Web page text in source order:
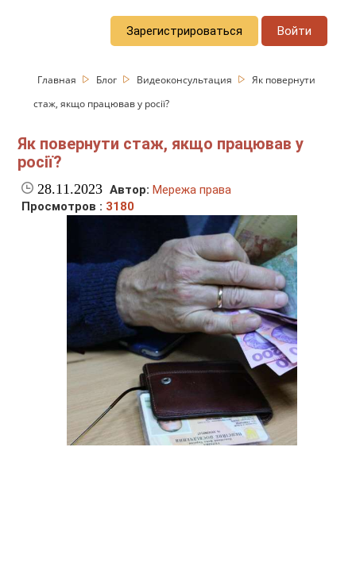
Зарегистрироваться Войти
Главная Блог Видеоконсультация
Як повернути
стаж, якщо працював у росії?
Як повернути стаж, якщо працював у
росії?
28.11.2023 Автор: Мережа права
Просмотров : 3180